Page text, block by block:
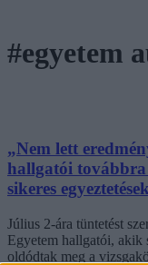
#egyetem
„Nem lett
hallgatói továbbra
sikeres
Július 2-ára tüntetést
Egyetem hallgatói, akik
oldódtak meg a